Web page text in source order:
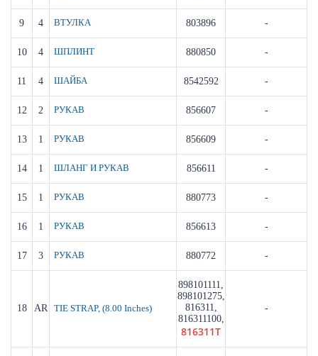
9 4 ВТУЛКА 803896 -
10 4 ШПЛИНТ 880850 -
11 4 ШАЙБА 8542592 -
12 2 РУКАВ 856607 -
13 1 РУКАВ 856609 -
14 1 ШЛАНГ И РУКАВ 856611 -
15 1 РУКАВ 880773 -
16 1 РУКАВ 856613 -
17 3 РУКАВ 880772 -
18 AR TIE STRAP, (8.00 Inches)
898101111,
898101275,
816311,
816311100,
816311T
-